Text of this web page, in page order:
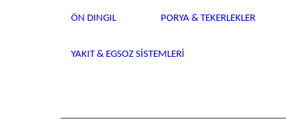
ÖN DINGIL PORYA & TEKERLEKLER
YAKIT & EGSOZ SISTEMLERI